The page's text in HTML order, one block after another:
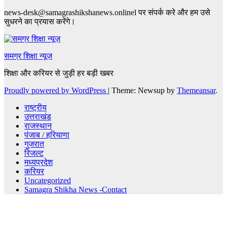
news-desk@samagrashikshanews.onlinel पर संपर्क करे और हम उसे
सुधरने का प्रयास करेंगे।
समग्र शिक्षा न्यूज़
शिक्षा और करियर से जुड़ी हर बड़ी खबर
Proudly powered by WordPress | Theme: Newsup by Themeansar.
राष्ट्रीय
उत्तराखंड
राजस्थान
पंजाब / हरियाणा
गुजरात
रिजल्ट
मध्यप्रदेश
करियर
Uncategorized
Samagra Shikha News -Contact